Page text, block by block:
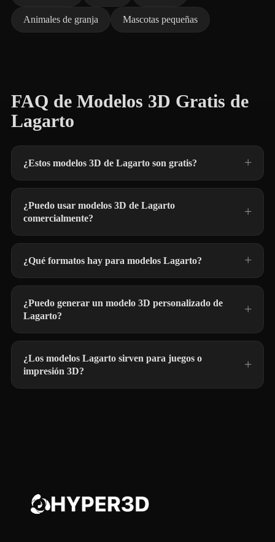
Animales de granja Mascotas pequeñas
FAQ de Modelos 3D Gratis de
Lagarto
¿Estos modelos 3D de Lagarto son gratis?
¿Puedo usar modelos 3D de Lagarto
comercialmente?
¿Qué formatos hay para modelos Lagarto?
¿Puedo generar un modelo 3D personalizado de
Lagarto?
¿Los modelos Lagarto sirven para juegos o
impresión 3D?